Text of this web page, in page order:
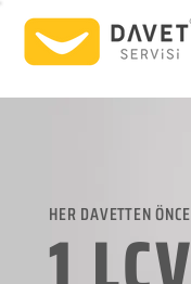
HER DAVETTEN ÖNCE